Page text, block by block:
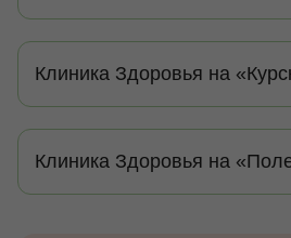
Клиника Здоровья на
Клиника Здоровья на